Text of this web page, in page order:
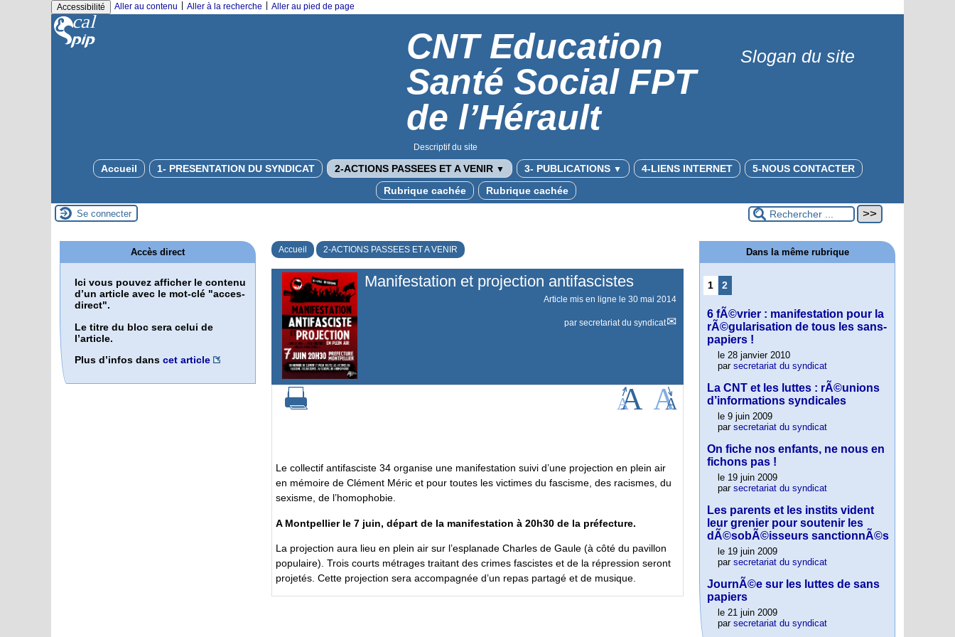
Accessibilité Aller au contenu Aller à la recherche Aller au pied de page
CNT Education
Santé Social FPT
de l’Hérault
Slogan du site
Descriptif du site
Accueil 1- PRESENTATION DU SYNDICAT 2-ACTIONS PASSEES ET A VENIR ▼ 3- PUBLICATIONS ▼ 4-LIENS INTERNET
5-NOUS CONTACTER
Rubrique cachée
Rubrique cachée
Se connecter
Accueil 2-ACTIONS PASSEES ET A VENIR
Manifestation et projection antifascistes
Article mis en ligne le 30 mai 2014
par secretariat du syndicat
Le collectif antifasciste 34 organise une manifestation suivi d’une projection en plein air
en mémoire de Clément Méric et pour toutes les victimes du fascisme, des racismes, du
sexisme, de l’homophobie.
A Montpellier le 7 juin, départ de la manifestation à 20h30 de la préfecture.
La projection aura lieu en plein air sur l’esplanade Charles de Gaule (à côté du pavillon
populaire). Trois courts métrages traitant des crimes fascistes et de la répression seront
projetés. Cette projection sera accompagnée d’un repas partagé et de musique.
Accès direct
Ici vous pouvez afficher le contenu
d’un article avec le mot-clé "acces-
direct".
Le titre du bloc sera celui de
l’article.
Plus d’infos dans cet article
Dans la même rubrique
1 2
6 fÃ©vrier : manifestation pour la
rÃ©gularisation de tous les sans-
papiers !
le 28 janvier 2010
par secretariat du syndicat
La CNT et les luttes : rÃ©unions
d’informations syndicales
le 9 juin 2009
par secretariat du syndicat
On fiche nos enfants, ne nous en
fichons pas !
le 19 juin 2009
par secretariat du syndicat
Les parents et les instits vident
leur grenier pour soutenir les
dÃ©sobÃ©isseurs sanctionnÃ©s
le 19 juin 2009
par secretariat du syndicat
JournÃ©e sur les luttes de sans
papiers
le 21 juin 2009
par secretariat du syndicat